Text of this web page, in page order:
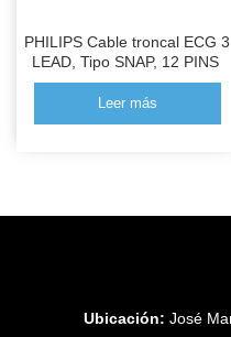
PHILIPS Cable troncal ECG 3
LEAD, Tipo SNAP, 12 PINS
Leer más
Ubicación: José